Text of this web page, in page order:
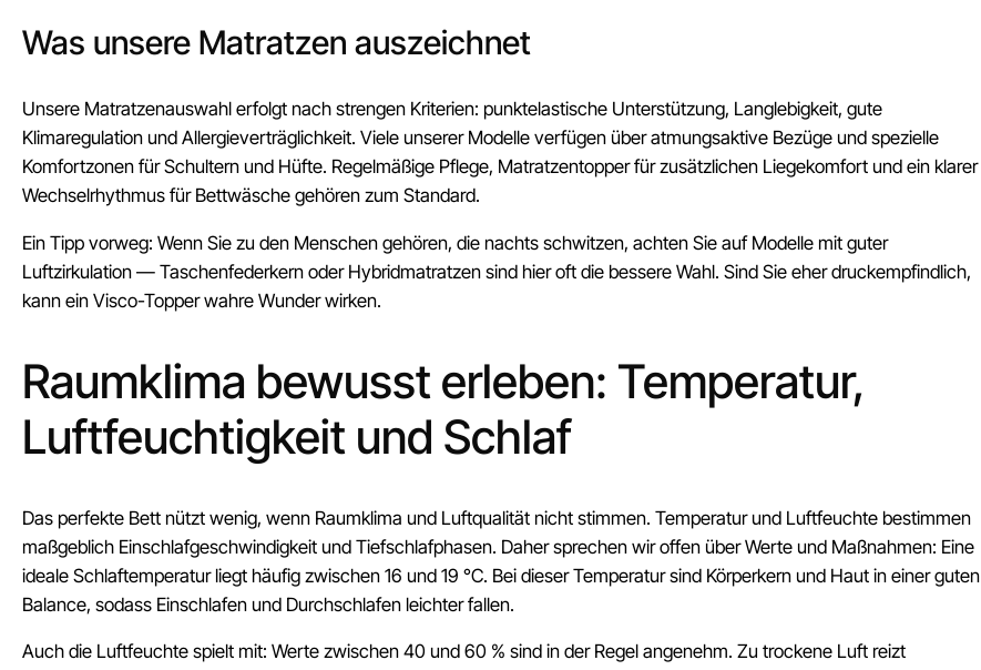
Was unsere Matratzen auszeichnet
Unsere Matratzenauswahl erfolgt nach strengen Kriterien: punktelastische Unterstützung, Langlebigkeit, gute
Klimaregulation und Allergieverträglichkeit. Viele unserer Modelle verfügen über atmungsaktive Bezüge und spezielle
Komfortzonen für Schultern und Hüfte. Regelmäßige Pflege, Matratzentopper für zusätzlichen Liegekomfort und ein klarer
Wechselrhythmus für Bettwäsche gehören zum Standard.
Ein Tipp vorweg: Wenn Sie zu den Menschen gehören, die nachts schwitzen, achten Sie auf Modelle mit guter
Luftzirkulation — Taschenfederkern oder Hybridmatratzen sind hier oft die bessere Wahl. Sind Sie eher druckempfindlich,
kann ein Visco-Topper wahre Wunder wirken.
Raumklima bewusst erleben: Temperatur,
Luftfeuchtigkeit und Schlaf
Das perfekte Bett nützt wenig, wenn Raumklima und Luftqualität nicht stimmen. Temperatur und Luftfeuchte bestimmen
maßgeblich Einschlafgeschwindigkeit und Tiefschlafphasen. Daher sprechen wir offen über Werte und Maßnahmen: Eine
ideale Schlaftemperatur liegt häufig zwischen 16 und 19 °C. Bei dieser Temperatur sind Körperkern und Haut in einer guten
Balance, sodass Einschlafen und Durchschlafen leichter fallen.
Auch die Luftfeuchte spielt mit: Werte zwischen 40 und 60 % sind in der Regel angenehm. Zu trockene Luft reizt